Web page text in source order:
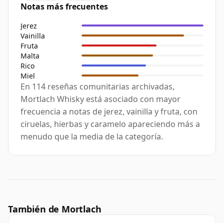
Notas más frecuentes
Jerez
Vainilla
Fruta
Malta
Rico
Miel
En 114 reseñas comunitarias archivadas,
Mortlach Whisky está asociado con mayor
frecuencia a notas de jerez, vainilla y fruta, con
ciruelas, hierbas y caramelo apareciendo más a
menudo que la media de la categoría.
También de Mortlach